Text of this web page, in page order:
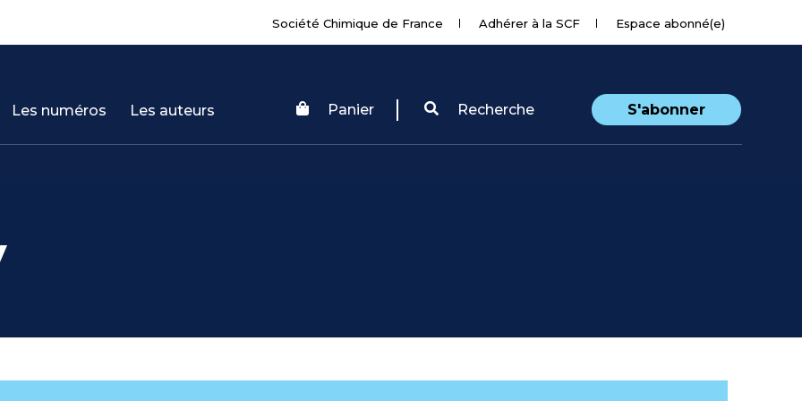
Société Chimique de France Adhérer à la SCF Espace abonné(e)
Les numéros Les auteurs Panier Recherche S'abonner